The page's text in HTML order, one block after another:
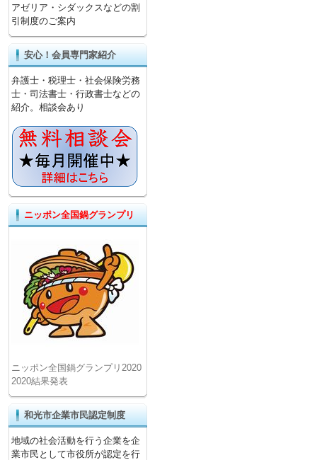
アゼリア・シダックスなどの割
引制度のご案内
安心！会員専門家紹介
弁護士・税理士・社会保険労務
士・司法書士・行政書士などの
紹介。相談会あり
ニッポン全国鍋グランプリ
ニッポン全国鍋グランプリ2020
2020結果発表
和光市企業市民認定制度
地域の社会活動を行う企業を企
業市民として市役所が認定を行